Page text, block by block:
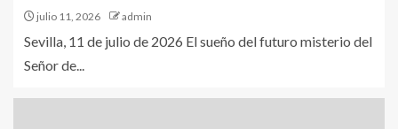
julio 11, 2026 admin
Sevilla, 11 de julio de 2026 El sueño del futuro misterio del
Señor de...